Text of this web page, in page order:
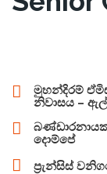
මුහන්දිරම්
නිවාසය –
දොම්පේ
ප්‍රැන්සිස්